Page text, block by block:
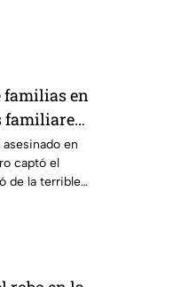
familias en
familiares
su
en
captó el
de la terrible